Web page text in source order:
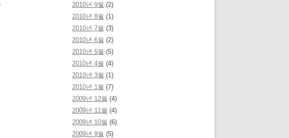
2010년 9월 (2)
2010년 8월 (1)
2010년 7월 (3)
2010년 6월 (2)
2010년 5월 (5)
2010년 4월 (4)
2010년 3월 (1)
2010년 1월 (7)
2009년 12월 (4)
2009년 11월 (4)
2009년 10월 (6)
2009년 9월 (5)